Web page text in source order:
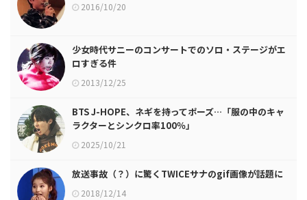
2016/10/20
少女時代サニーのコンサートでのソロ・ステージがエ
ロすぎる件
2013/12/25
BTS J-HOPE、ネギを持ってポーズ…「服の中のキャ
ラクターとシンクロ率100％」
2025/10/21
放送事故（？）に驚くTWICEサナのgif画像が話題に
2018/12/14